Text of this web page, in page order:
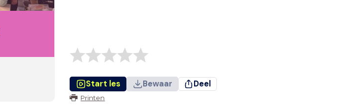
Start les Bewaar Deel
Printen